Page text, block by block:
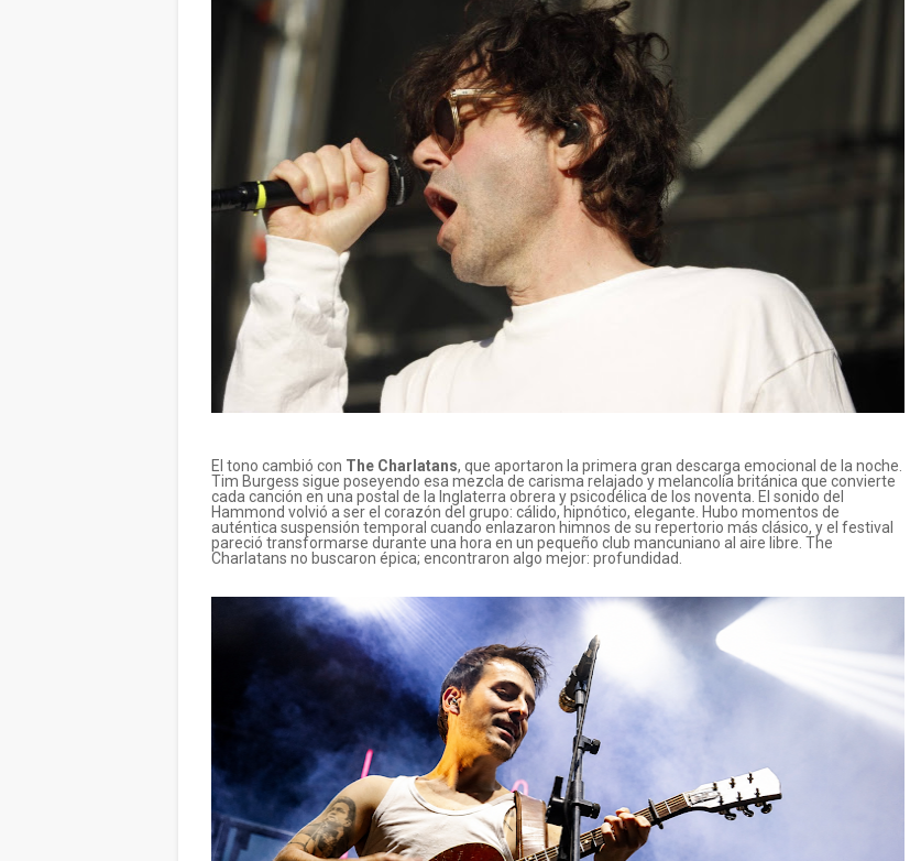
El tono cambió con The Charlatans, que aportaron la primera gran descarga emocional de la noche.
Tim Burgess sigue poseyendo esa mezcla de carisma relajado y melancolía británica que convierte
cada canción en una postal de la Inglaterra obrera y psicodélica de los noventa. El sonido del
Hammond volvió a ser el corazón del grupo: cálido, hipnótico, elegante. Hubo momentos de
auténtica suspensión temporal cuando enlazaron himnos de su repertorio más clásico, y el festival
pareció transformarse durante una hora en un pequeño club mancuniano al aire libre. The
Charlatans no buscaron épica; encontraron algo mejor: profundidad.